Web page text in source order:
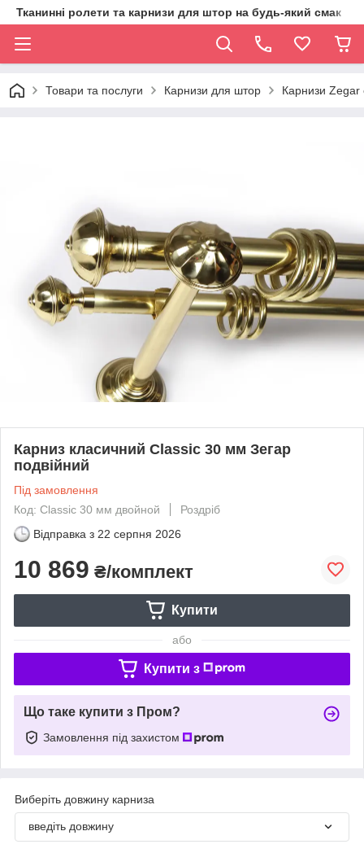
Тканинні ролети та карнизи для штор на будь-який смак
Товари та послуги Карнизи для штор Карнизи Zegar
Карниз класичний Classic 30 мм Зегар
подвійний
Під замовлення
Код: Classic 30 мм двойной
Роздріб
Відправка з 22 серпня 2026
10 869 ₴/комплект
Купити
або
Купити з
Що таке купити з Пром?
Замовлення під захистом
Виберіть довжину карниза
введіть довжину